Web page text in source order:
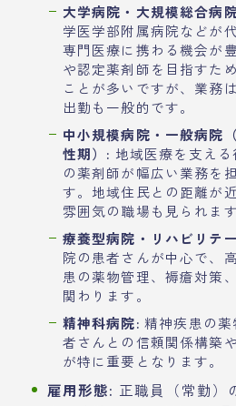
大学病院・大規模総合病
学医学部附属病院などが
専門医療に携わる機会が
や認定薬剤師を目指すた
ことが多いですが、業務
出勤も一般的です。
中小規模病院・一般病院
性期）: 地域医療を支え
の薬剤師が幅広い業務を
す。地域住民との距離が
雰囲気の職場も見られます
療養型病院・リハビリテ
院の患者さんが中心で、
患の薬物管理、褥瘡対策
関わります。
精神科病院: 精神疾患の
者さんとの信頼関係構築
が特に重要となります。
雇用形態: 正職員（常勤）